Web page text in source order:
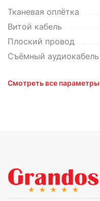
Тканевая оплётка
Витой кабель
Плоский провод
Съёмный аудиокабель
Смотреть все параметры